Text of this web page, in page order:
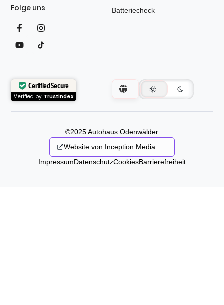
Folge uns
Batteriecheck
Certified Secure
Verified by Trustindex
©2025 Autohaus Odenwälder
Website von Inception Media
ImpressumDatenschutzCookiesBarrierefreiheit